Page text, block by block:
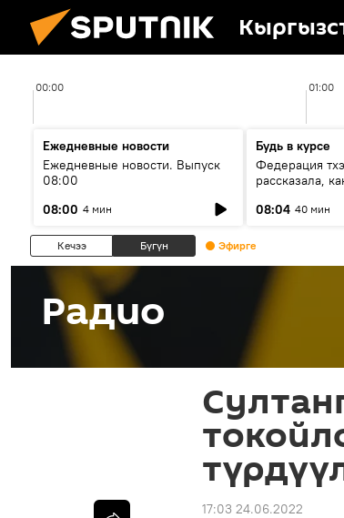
00:00 01:00
Ежедневные новости
Ежедневные новости. Выпуск
08:00
08:00 4 мин
Будь в курсе
Федерация
рассказала,
08:04 40 мин
Кечээ Бүгүн Эфирге
Радио
17:03 24.06.2022